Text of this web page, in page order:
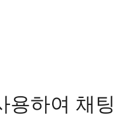
용하여 채팅